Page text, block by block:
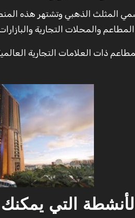
المثلث الذهبي وتشتهر هذه
والمحلات التجارية
ذات العلامات التجارية
التي